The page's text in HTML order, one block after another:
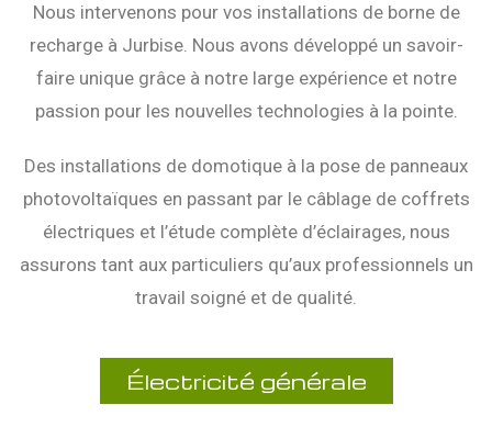
Nous intervenons pour vos installations de borne de
recharge à Jurbise. Nous avons développé un savoir-
faire unique grâce à notre large expérience et notre
passion pour les nouvelles technologies à la pointe.
Des installations de domotique à la pose de panneaux
photovoltaïques en passant par le câblage de coffrets
électriques et l’étude complète d’éclairages, nous
assurons tant aux particuliers qu’aux professionnels un
travail soigné et de qualité.
Électricité générale